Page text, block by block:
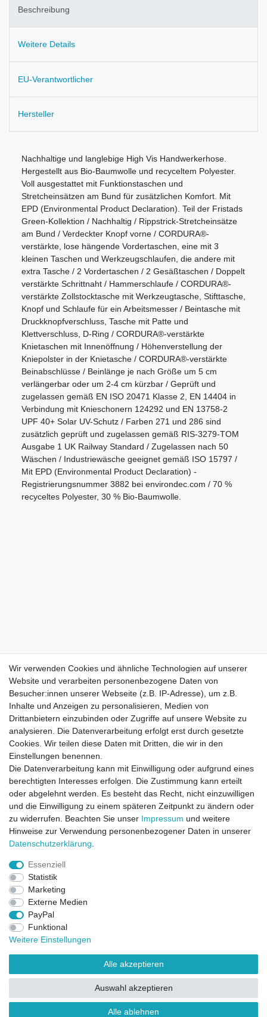
Beschreibung
Weitere Details
EU-Verantwortlicher
Hersteller
Nachhaltige und langlebige High Vis Handwerkerhose.
Hergestellt aus Bio-Baumwolle und recyceltem Polyester.
Voll ausgestattet mit Funktionstaschen und
Stretcheinsätzen am Bund für zusätzlichen Komfort. Mit
EPD (Environmental Product Declaration). Teil der Fristads
Green-Kollektion / Nachhaltig / Rippstrick-Stretcheinsätze
am Bund / Verdeckter Knopf vorne / CORDURA®-
verstärkte, lose hängende Vordertaschen, eine mit 3
kleinen Taschen und Werkzeugschlaufen, die andere mit
extra Tasche / 2 Vordertaschen / 2 Gesäßtaschen / Doppelt
verstärkte Schrittnaht / Hammerschlaufe / CORDURA®-
verstärkte Zollstocktasche mit Werkzeugtasche, Stifttasche,
Knopf und Schlaufe für ein Arbeitsmesser / Beintasche mit
Druckknopfverschluss, Tasche mit Patte und
Klettverschluss, D-Ring / CORDURA®-verstärkte
Knietaschen mit Innenöffnung / Höhenverstellung der
Kniepolster in der Knietasche / CORDURA®-verstärkte
Beinabschlüsse / Beinlänge je nach Größe um 5 cm
verlängerbar oder um 2-4 cm kürzbar / Geprüft und
zugelassen gemäß EN ISO 20471 Klasse 2, EN 14404 in
Verbindung mit Knieschonern 124292 und EN 13758-2
UPF 40+ Solar UV-Schutz / Farben 271 und 286 sind
zusätzlich geprüft und zugelassen gemäß RIS-3279-TOM
Ausgabe 1 UK Railway Standard / Zugelassen nach 50
Wäschen / Industriewäsche geeignet gemäß ISO 15797 /
Mit EPD (Environmental Product Declaration) -
Registrierungsnummer 3882 bei environdec.com / 70 %
recyceltes Polyester, 30 % Bio-Baumwolle.
Direktkontakt per Telefon unter 04331 / 4928-910
Widerrufsrecht Widerrufsformular
Impressum
Datenschutzerklärung
AGB Kontakt
Wir verwenden Cookies und ähnliche Technologien auf unserer
Website und verarbeiten personenbezogene Daten von
Besucher:innen unserer Webseite (z.B. IP-Adresse), um z.B.
Inhalte und Anzeigen zu personalisieren, Medien von
Drittanbietern einzubinden oder Zugriffe auf unsere Website zu
analysieren. Die Datenverarbeitung erfolgt erst durch gesetzte
Cookies. Wir teilen diese Daten mit Dritten, die wir in den
Einstellungen benennen.
Die Datenverarbeitung kann mit Einwilligung oder aufgrund eines
berechtigten Interesses erfolgen. Die Zustimmung kann erteilt
oder abgelehnt werden. Es besteht das Recht, nicht einzuwilligen
und die Einwilligung zu einem späteren Zeitpunkt zu ändern oder
zu widerrufen. Beachten Sie unser Impressum und weitere
Hinweise zur Verwendung personenbezogener Daten in unserer
Daten­schutz­erklärung
Essenziell
Statistik
Marketing
Externe Medien
PayPal
Funktional
Weitere Einstellungen
Alle akzeptieren
Alle ablehnen
Auswahl akzeptieren